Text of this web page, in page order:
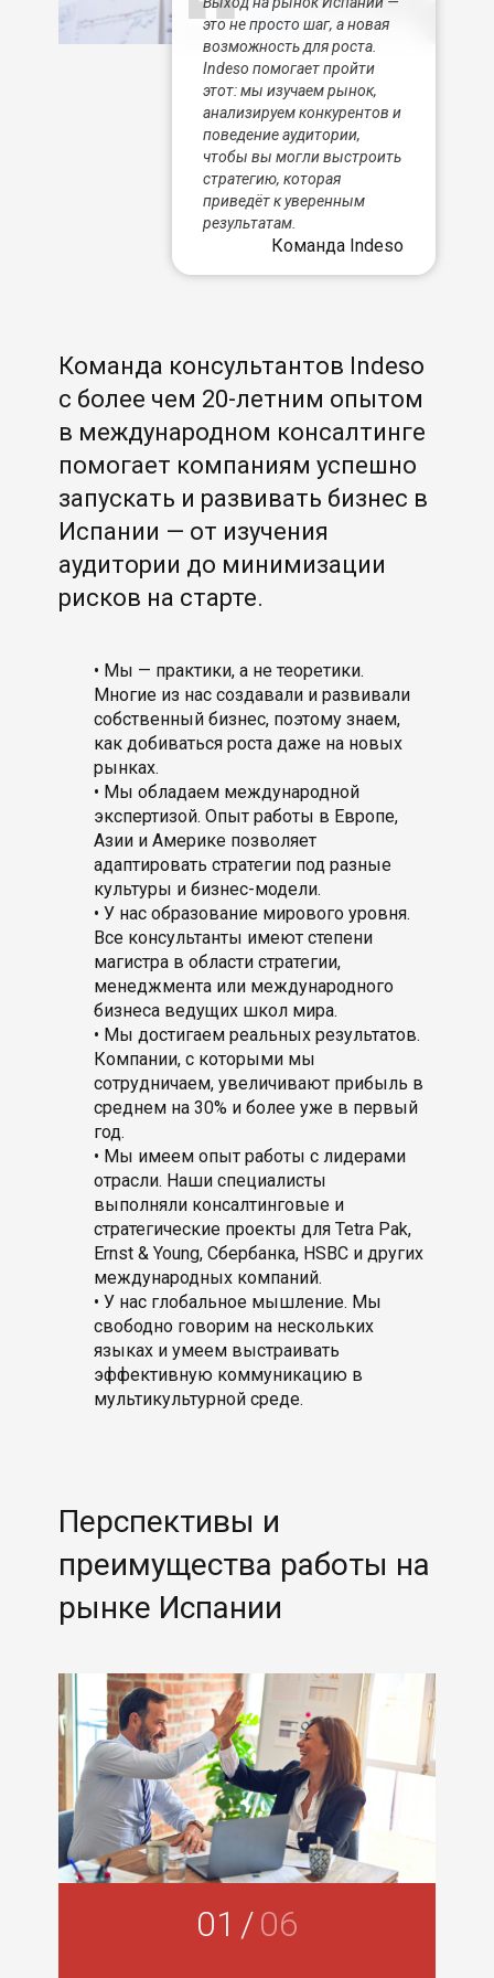
это не просто шаг, а новая
возможность для роста.
Indeso помогает пройти
этот: мы изучаем рынок,
анализируем конкурентов и
поведение аудитории,
чтобы вы могли выстроить
стратегию, которая
приведёт к уверенным
результатам.
Команда Indeso
Команда консультантов Indeso
с более чем 20-летним опытом
в международном консалтинге
помогает компаниям успешно
запускать и развивать бизнес в
Испании — от изучения
аудитории до минимизации
рисков на старте.
• Мы — практики, а не теоретики.
Многие из нас создавали и развивали
собственный бизнес, поэтому знаем,
как добиваться роста даже на новых
рынках.
• Мы обладаем международной
экспертизой. Опыт работы в Европе,
Азии и Америке позволяет
адаптировать стратегии под разные
культуры и бизнес-модели.
• У нас образование мирового уровня.
Все консультанты имеют степени
магистра в области стратегии,
менеджмента или международного
бизнеса ведущих школ мира.
• Мы достигаем реальных результатов.
Компании, с которыми мы
сотрудничаем, увеличивают прибыль в
среднем на 30% и более уже в первый
год.
• Мы имеем опыт работы с лидерами
отрасли. Наши специалисты
выполняли консалтинговые и
стратегические проекты для Tetra Pak,
Ernst & Young, Сбербанка, HSBC и других
международных компаний.
• У нас глобальное мышление. Мы
свободно говорим на нескольких
языках и умеем выстраивать
эффективную коммуникацию в
мультикультурной среде.
Перспективы и
преимущества работы на
рынке Испании
01 /06